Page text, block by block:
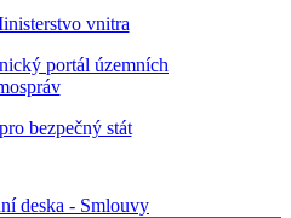
deska - Smlouvy